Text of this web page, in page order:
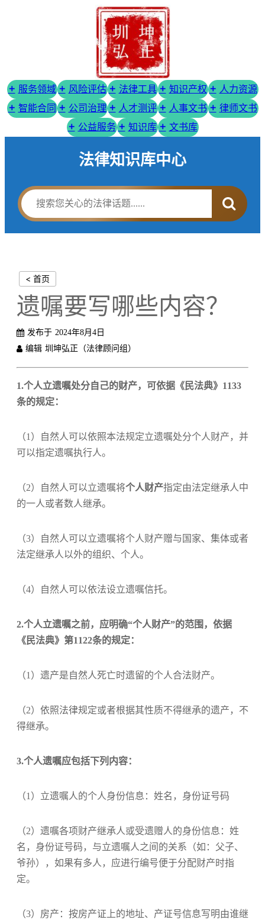
服务领域 风险评估 法律工具 知识产权
人力资源
智能合同
公司治理 人才测评 人事文书
律师文书
公益服务
知识库 文书库
法律知识库中心
< 首页
遗嘱要写哪些内容？
发布于 2024年8月4日
编辑 圳坤弘正（法律顾问组）
1.个人立遗嘱处分自己的财产，可依据《民法典》1133
条的规定：
（1）自然人可以依照本法规定立遗嘱处分个人财产，并
可以指定遗嘱执行人。
（2）自然人可以立遗嘱将个人财产指定由法定继承人中
的一人或者数人继承。
（3）自然人可以立遗嘱将个人财产赠与国家、集体或者
法定继承人以外的组织、个人。
（4）自然人可以依法设立遗嘱信托。
2.个人立遗嘱之前，应明确“个人财产”的范围，依据
《民法典》第1122条的规定：
（1）遗产是自然人死亡时遗留的个人合法财产。
（2）依照法律规定或者根据其性质不得继承的遗产，不
得继承。
3.个人遗嘱应包括下列内容：
（1）立遗嘱人的个人身份信息：姓名，身份证号码
（2）遗嘱各项财产继承人或受遗赠人的身份信息：姓
名，身份证号码，与立遗嘱人之间的关系（如：父子、
爷孙），如果有多人，应进行编号便于分配财产时指
定。
（3）房产：按房产证上的地址、产证号信息写明由谁继